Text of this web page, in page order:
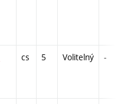
cs 5 Volitelný -